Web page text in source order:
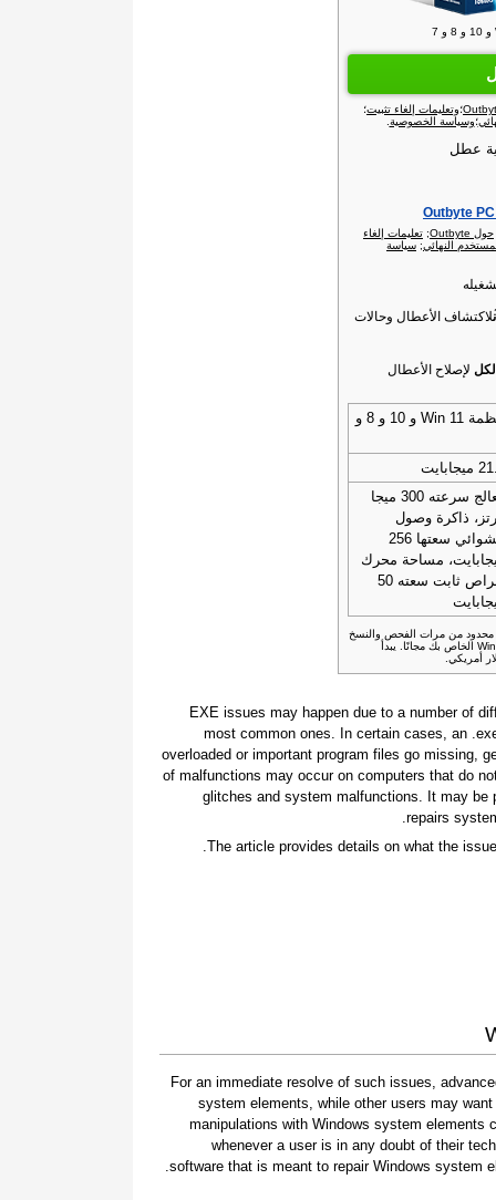
.EXE issues may happen due to a number of
most common ones. In certain cases, an
overloaded or important program files go missing,
of malfunctions may occur on computers that do
glitches and system malfunctions. It may
repairs
The article provides details on what the
For an immediate resolve of such issues,
system elements, while other users may
manipulations with Windows system elements
whenever a user is in any doubt of their
software that is meant to repair Windows system
؛وتعليمات إلغاء تثبيت؛
؛وسياسة الخصوصية
عطل
حول Outbyte‏ ; تعليمات إلغاء
النهائي; سياسة
لاكتشاف الأعطال وحالات
لإصلاح الأعطال
أنظمة Win 11 و 10 و 8 و
معالج سرعته 300 ميجا
ذاكرة وصول
عشوائي سعتها 256
مساحة محرك
أقراص ثابت سعته 50
محدود من مرات الفحص والنسخ
الاحتياطي واستعادة عناصر نظام Windows الخاص بك مجانًا. يبدأ